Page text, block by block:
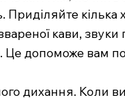
Приділяйте
кави,
Це допоможе вам
дихання. Коли